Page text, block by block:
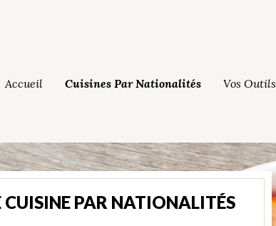
Accueil Cuisines Par Nationalités Vos Outils
CUISINE PAR NATIONALITÉS